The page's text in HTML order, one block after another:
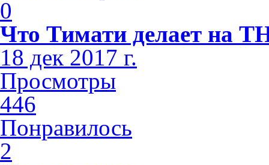
0
Что Тимати делает на
18 дек 2017 г.
Просмотры
446
Понравилось
2